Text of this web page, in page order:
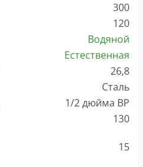
300
120
Водяной
Естественная
26,8
Сталь
1/2 дюйма ВР
130
15